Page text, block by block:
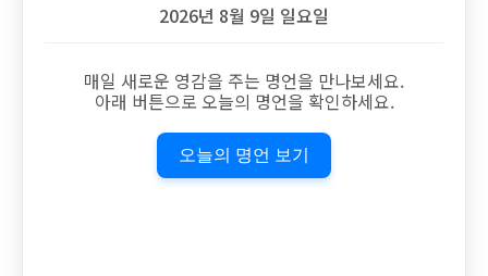
2026년 8월 9일 일요일
매일 새로운 영감을 주는 명언을 만나보세요.
아래 버튼으로 오늘의 명언을 확인하세요.
오늘의 명언 보기